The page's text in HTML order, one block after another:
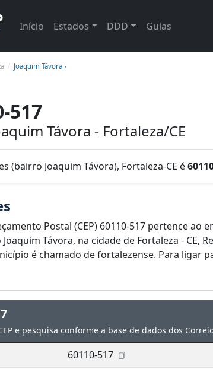
Início Estados DDD Guias
Joaquim Távora ›
517
Távora - Fortaleza/CE
(bairro Joaquim Távora), Fortaleza-CE é
Postal (CEP) 60110-517 pertence ao
Távora, na cidade de Fortaleza - CE,
é chamado de fortalezense. Para ligar
e pesquisa conforme a base de dados dos
60110-517